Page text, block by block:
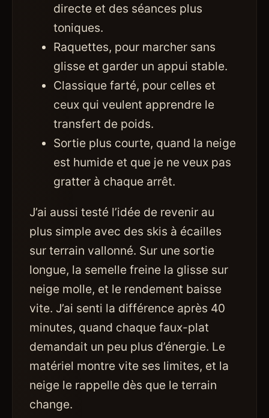
directe et des séances plus
toniques.
Raquettes, pour marcher sans
glisse et garder un appui stable.
Classique farté, pour celles et
ceux qui veulent apprendre le
transfert de poids.
Sortie plus courte, quand la neige
est humide et que je ne veux pas
gratter à chaque arrêt.
J’ai aussi testé l’idée de revenir au
plus simple avec des skis à écailles
sur terrain vallonné. Sur une sortie
longue, la semelle freine la glisse sur
neige molle, et le rendement baisse
vite. J’ai senti la différence après 40
minutes, quand chaque faux-plat
demandait un peu plus d’énergie. Le
matériel montre vite ses limites, et la
neige le rappelle dès que le terrain
change.